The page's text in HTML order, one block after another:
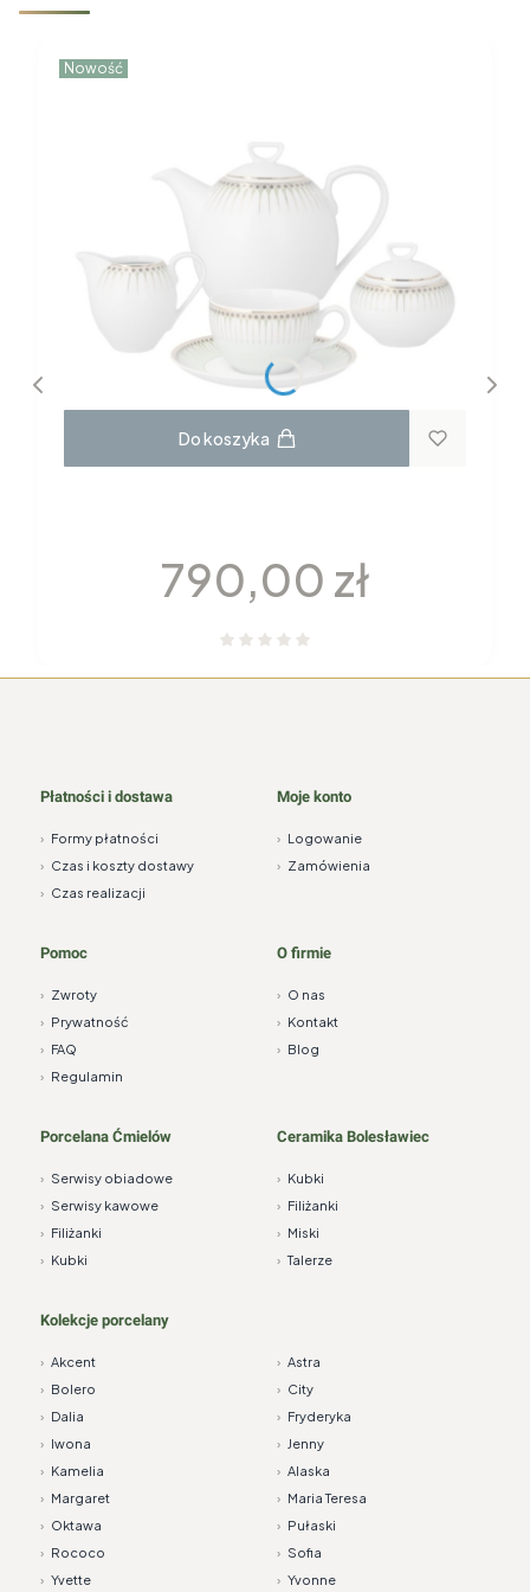
Nowość
Do koszyka
Cena
790,00 zł
Płatności i dostawa
› Formy płatności
› Czas i koszty dostawy
› Czas realizacji
Moje konto
› Logowanie
› Zamówienia
Pomoc
› Zwroty
› Prywatność
› FAQ
› Regulamin
O firmie
› O nas
› Kontakt
› Blog
Porcelana Ćmielów
› Serwisy obiadowe
› Serwisy kawowe
› Filiżanki
› Kubki
Ceramika Bolesławiec
› Kubki
› Filiżanki
› Miski
› Talerze
Kolekcje porcelany
› Akcent › Astra
› Bolero › City
› Dalia › Fryderyka
› Iwona › Jenny
› Kamelia › Alaska
› Margaret › Maria Teresa
› Oktawa › Pułaski
› Rococo › Sofia
› Yvette › Yvonne